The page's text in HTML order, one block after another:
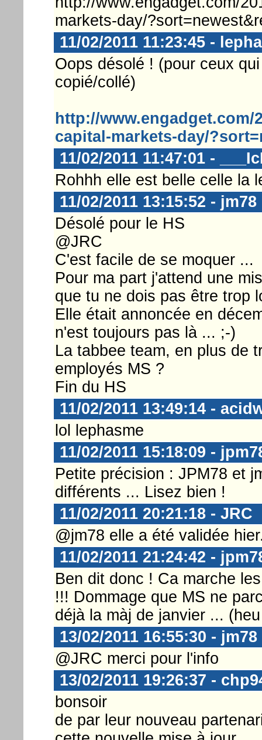
markets-day/
11/02/2011 11:23:45 -
Oops désolé ! (pour ceux
copié/collé)
http://www.engadget.com/
capital-markets-day/
11/02/2011 11:47:01 -
Rohhh elle est belle celle la
11/02/2011 13:15:52 - jm78
Désolé pour le HS
@JRC
C'est facile de se moquer ...
Pour ma part j'attend une
que tu ne dois pas être trop
Elle était annoncée en
n'est toujours pas là ... ;-)
La tabbee team, en plus de
employés MS ?
Fin du HS
11/02/2011 13:49:14 -
lol lephasme
11/02/2011 15:18:09 -
Petite précision : JPM78 et
différents ... Lisez bien !
11/02/2011 20:21:18 - JRC
@jm78 elle a été validée
11/02/2011 21:24:42 -
Ben dit donc ! Ca marche
!!! Dommage que MS ne
déjà la màj de janvier ...
13/02/2011 16:55:30 - jm78
@JRC merci pour l'info
13/02/2011 19:26:37 -
bonsoir
de par leur nouveau